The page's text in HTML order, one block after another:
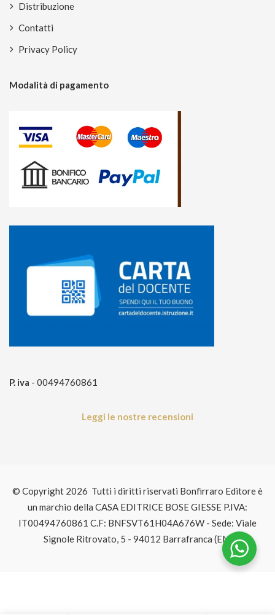
Distribuzione
Contatti
Privacy Policy
Modalità di pagamento
P. iva - 00494760861
Leggi le nostre recensioni
© Copyright 2026 Tutti i diritti riservati Bonfirraro Editore è
un marchio della CASA EDITRICE BOSE GIESSE P.IVA:
IT00494760861 C.F: BNFSVT61H04A676W - Sede: Viale
Signole Ritrovato, 5 - 94012 Barrafranca (EN)